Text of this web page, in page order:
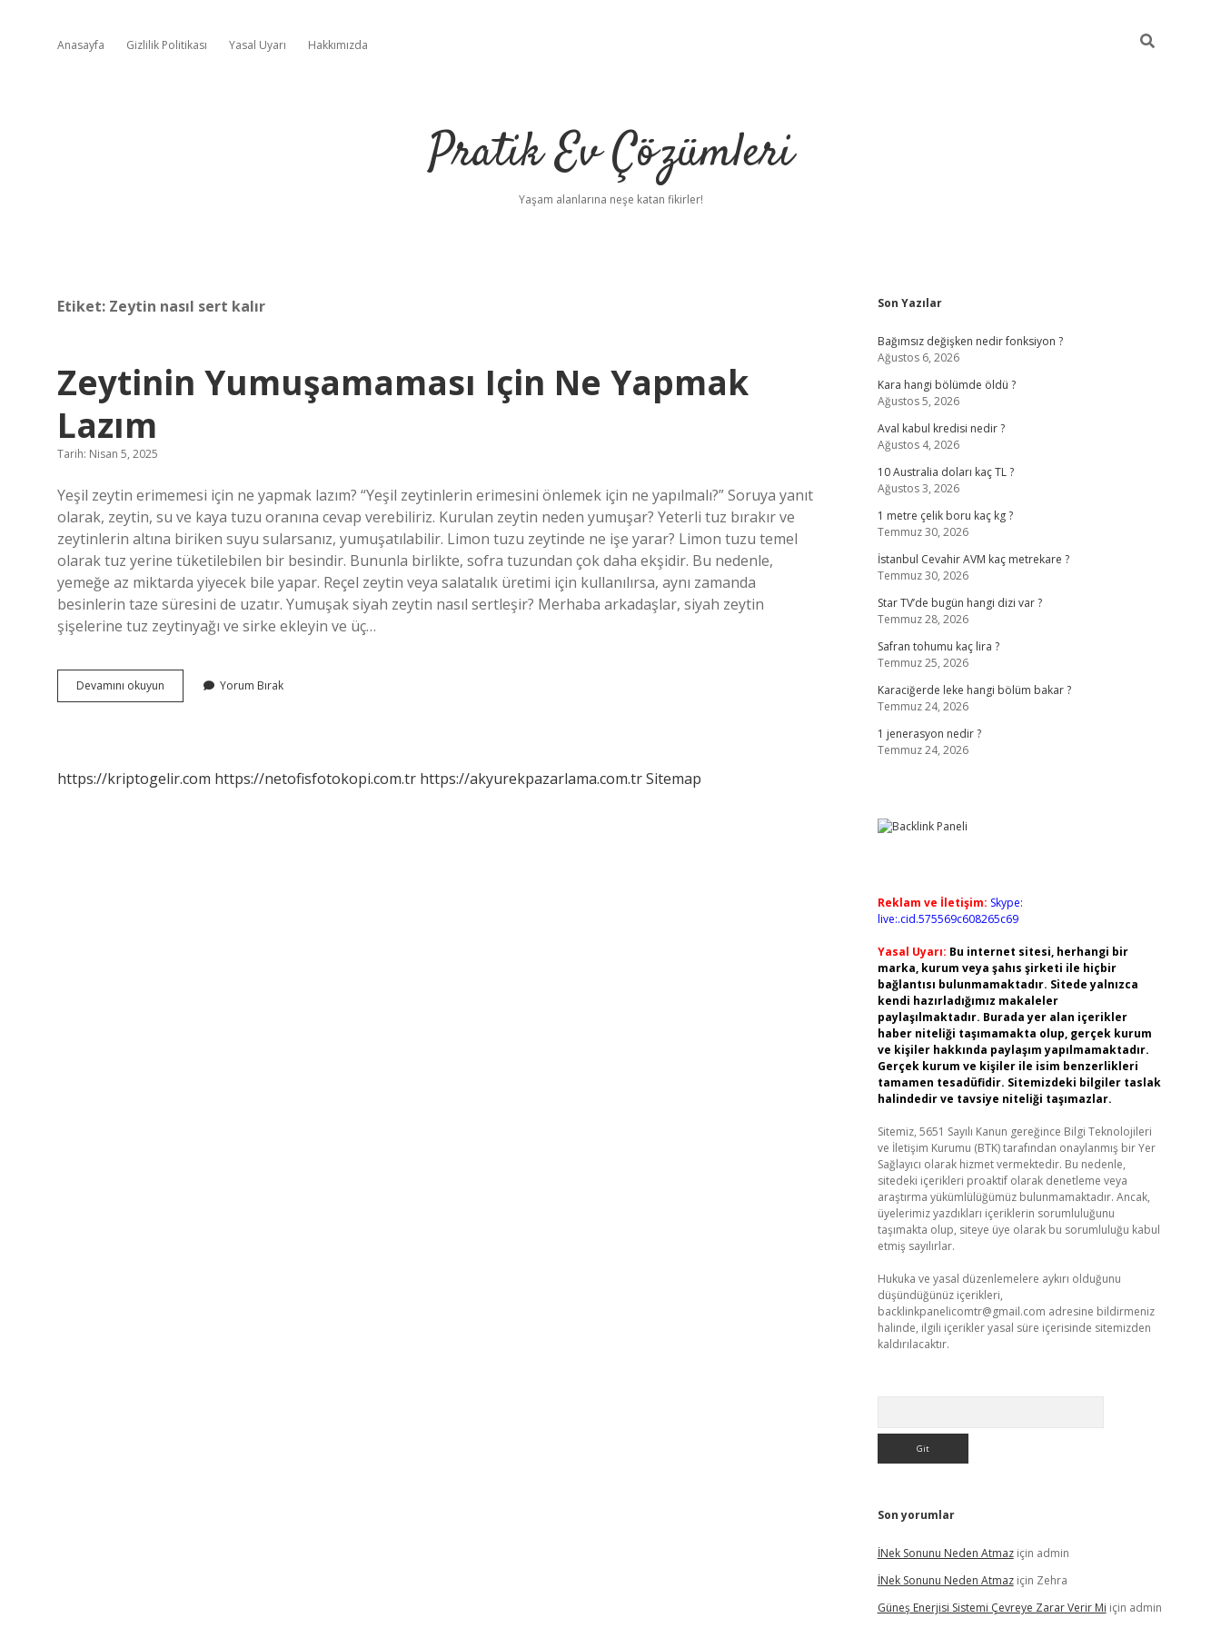
Anasayfa Gizlilik Politikası Yasal Uyarı Hakkımızda
Pratik Ev Çözümleri
Yaşam alanlarına neşe katan fikirler!
Etiket: Zeytin nasıl sert kalır
Zeytinin Yumuşamaması Için Ne Yapmak
Lazım
Tarih: Nisan 5, 2025
Yeşil zeytin erimemesi için ne yapmak lazım? “Yeşil zeytinlerin erimesini önlemek için ne yapılmalı?” Soruya yanıt
olarak, zeytin, su ve kaya tuzu oranına cevap verebiliriz. Kurulan zeytin neden yumuşar? Yeterli tuz bırakır ve
zeytinlerin altına biriken suyu sularsanız, yumuşatılabilir. Limon tuzu zeytinde ne işe yarar? Limon tuzu temel
olarak tuz yerine tüketilebilen bir besindir. Bununla birlikte, sofra tuzundan çok daha ekşidir. Bu nedenle,
yemeğe az miktarda yiyecek bile yapar. Reçel zeytin veya salatalık üretimi için kullanılırsa, aynı zamanda
besinlerin taze süresini de uzatır. Yumuşak siyah zeytin nasıl sertleşir? Merhaba arkadaşlar, siyah zeytin
şişelerine tuz zeytinyağı ve sirke ekleyin ve üç…
Devamını okuyun Zeytinin
Yumuşamaması
Yorum Bırak
https://kriptogelir.com https://netofisfotokopi.com.tr https://akyurekpazarlama.com.trSitemap
Sidebar
Son Yazılar
Bağımsız değişken nedir fonksiyon ?
Ağustos 6, 2026
Kara hangi bölümde öldü ?
Ağustos 5, 2026
Aval kabul kredisi nedir ?
Ağustos 4, 2026
10 Australia doları kaç TL ?
Ağustos 3, 2026
1 metre çelik boru kaç kg ?
Temmuz 30, 2026
İstanbul Cevahir AVM kaç metrekare ?
Temmuz 30, 2026
Star TV’de bugün hangi dizi var ?
Temmuz 28, 2026
Safran tohumu kaç lira ?
Temmuz 25, 2026
Karaciğerde leke hangi bölüm bakar ?
Temmuz 24, 2026
1 jenerasyon nedir ?
Temmuz 24, 2026
Reklam ve İletişim: Skype:
live:.cid.575569c608265c69
Yasal Uyarı: Bu internet sitesi, herhangi bir
marka, kurum veya şahıs şirketi ile hiçbir
bağlantısı bulunmamaktadır. Sitede yalnızca
kendi hazırladığımız makaleler
paylaşılmaktadır. Burada yer alan içerikler
haber niteliği taşımamakta olup, gerçek kurum
ve kişiler hakkında paylaşım yapılmamaktadır.
Gerçek kurum ve kişiler ile isim benzerlikleri
tamamen tesadüfidir. Sitemizdeki bilgiler taslak
halindedir ve tavsiye niteliği taşımazlar.
Sitemiz, 5651 Sayılı Kanun gereğince Bilgi Teknolojileri
ve İletişim Kurumu (BTK) tarafından onaylanmış bir Yer
Sağlayıcı olarak hizmet vermektedir. Bu nedenle,
sitedeki içerikleri proaktif olarak denetleme veya
araştırma yükümlülüğümüz bulunmamaktadır. Ancak,
üyelerimiz yazdıkları içeriklerin sorumluluğunu
taşımakta olup, siteye üye olarak bu sorumluluğu kabul
etmiş sayılırlar.
Hukuka ve yasal düzenlemelere aykırı olduğunu
düşündüğünüz içerikleri,
backlinkpanelicomtr@gmail.com adresine bildirmeniz
halinde, ilgili içerikler yasal süre içerisinde sitemizden
kaldırılacaktır.
Son yorumlar
İNek Sonunu Neden Atmaziçin admin
İNek Sonunu Neden Atmaziçin Zehra
Güneş Enerjisi Sistemi Çevreye Zarar Verir Mi için admin